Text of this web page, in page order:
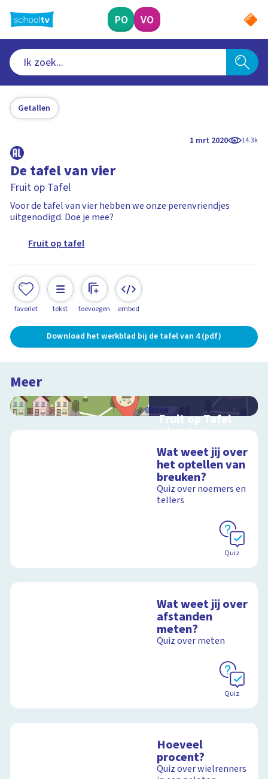
naar
hoofdinhoud
PO VO
Getallen
1 mrt 2020 14.3k
De tafel van vier
Fruit op Tafel
Voor de tafel van vier hebben we onze perenvriendjes
uitgenodigd. Doe je mee?
Fruit op tafel
favoriet tekst toevoegen embed
Download het werkblad bij de tafel van 4 (pdf)
Meer
Fruit op Tafel
Interactieve
rekenen
Wat weet jij over
het optellen van
breuken?
Quiz over noemers en
tellers
Quiz
Wat weet jij over
afstanden
meten?
Quiz over meten
Quiz
Hoeveel
procent?
Quiz over wielrenners